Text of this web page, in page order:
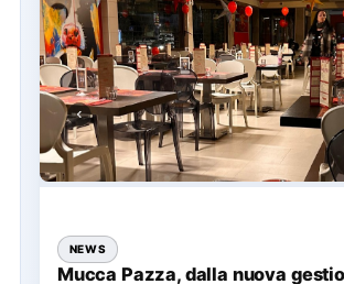
NEWS
Mucca Pazza, dalla nuova